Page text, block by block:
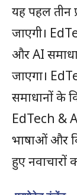
यह पहल तीन
जाएगी।
और AI
जाएगा।
समाधानों के
EdTech &
भाषाओं और
हुए नवाचारों